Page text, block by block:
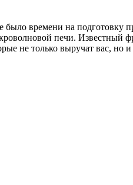
было времени на подготовку
печи. Известный
не только выручат вас, но